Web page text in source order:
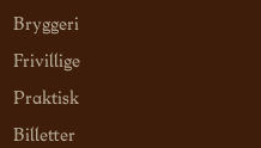
Bryggeri
Frivillige
Praktisk
Billetter